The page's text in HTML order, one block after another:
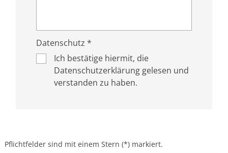
Datenschutz *
Ich bestätige hiermit, die
Datenschutzerklärung gelesen und
verstanden zu haben.
Pflichtfelder sind mit einem Stern (*) markiert.